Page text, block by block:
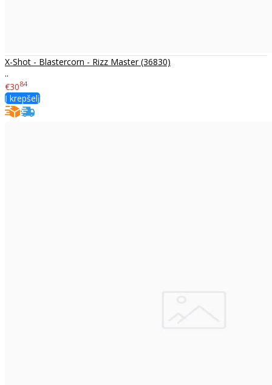
X-Shot - Blastercorn - Rizz Master (36830)
..
€3084
Į krepšelį